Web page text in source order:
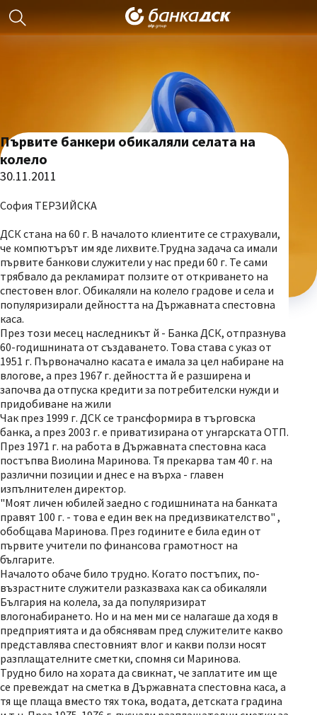
Първите банкери обикаляли селата на
колело
30.11.2011
София ТЕРЗИЙСКА
ДСК стана на 60 г. В началото клиентите се страхували,
че компютърът им яде лихвите.Трудна задача са имали
първите банкови служители у нас преди 60 г. Те сами
трябвало да рекламират ползите от откриването на
спестовен влог. Обикаляли на колело градове и села и
популяризирали дейността на Държавната спестовна
каса.
През този месец наследникът й - Банка ДСК, отпразнува
60-годишнината от създаването. Това става с указ от
1951 г. Първоначално касата е имала за цел набиране на
влогове, а през 1967 г. дейността й е разширена и
започва да отпуска кредити за потребителски нужди и
придобиване на жили
Чак през 1999 г. ДСК се трансформира в търговска
банка, а през 2003 г. е приватизирана от унгарската ОТП.
През 1971 г. на работа в Държавната спестовна каса
постъпва Виолина Маринова. Тя прекарва там 40 г. на
различни позиции и днес е на върха - главен
изпълнителен директор.
"Моят личен юбилей заедно с годишнината на банката
правят 100 г. - това е един век на предизвикателство" ,
обобщава Маринова. През годините е била един от
първите учители по финансова грамотност на
българите.
Началото обаче било трудно. Когато постъпих, по-
възрастните служители разказваха как са обикаляли
България на колела, за да популяризират
влогонабирането. Но и на мен ми се налагаше да ходя в
предприятията и да обяснявам пред служителите какво
представлява спестовният влог и какви ползи носят
разплащателните сметки, спомня си Маринова.
Трудно било на хората да свикнат, че заплатите им ще
се превеждат на сметка в Държавната спестовна каса, а
тя ще плаща вместо тях тока, водата, детската градина